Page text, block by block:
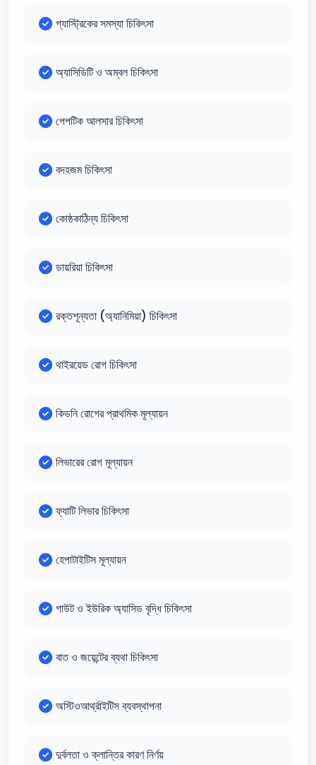
গ্যাস্ট্রিকের সমস্যা চিকিৎসা
অ্যাসিডিটি ও অম্বল চিকিৎসা
পেপটিক আলসার চিকিৎসা
বদহজম চিকিৎসা
কোষ্ঠকাঠিন্য চিকিৎসা
ডায়রিয়া চিকিৎসা
রক্তশূন্যতা (অ্যানিমিয়া) চিকিৎসা
থাইরয়েড রোগ চিকিৎসা
কিডনি রোগের প্রাথমিক মূল্যায়ন
লিভারের রোগ মূল্যায়ন
ফ্যাটি লিভার চিকিৎসা
হেপাটাইটিস মূল্যায়ন
গাউট ও ইউরিক অ্যাসিড বৃদ্ধি চিকিৎসা
বাত ও জয়েন্টের ব্যথা চিকিৎসা
অস্টিওআর্থ্রাইটিস ব্যবস্থাপনা
দুর্বলতা ও ক্লান্তির কারণ নির্ণয়